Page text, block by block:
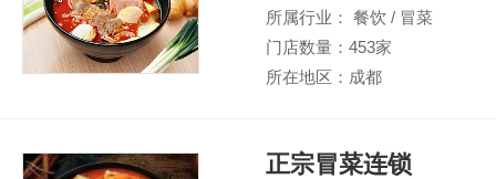
所属行业： 餐饮 / 冒菜
门店数量：453家
所在地区：成都
正宗冒菜连锁